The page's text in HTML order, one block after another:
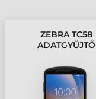
ZEBRA TC58
ADATGYŰJTŐ